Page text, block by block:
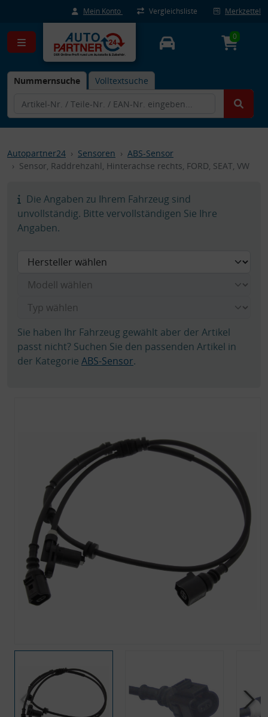
Mein Konto Vergleichsliste Merkzettel
Nummernsuche Volltextsuche
0
Autopartner24 Sensoren
ABS-Sensor
Sensor, Raddrehzahl, Hinterachse rechts, FORD, SEAT, VW
Die Angaben zu Ihrem Fahrzeug sind
unvollständig. Bitte vervollständigen Sie Ihre
Angaben.
Sie haben Ihr Fahrzeug gewählt aber der Artikel
passt nicht? Suchen Sie den passenden Artikel in
der Kategorie ABS-Sensor.